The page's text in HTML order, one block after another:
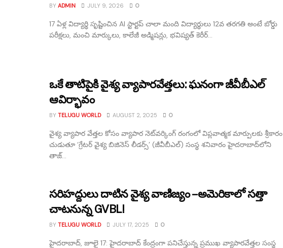
BY ADMIN JULY 9, 2026 0
17 ఏళ్ల విద్యార్థి సృష్టించిన AI స్టార్టప్‌ చాలా మంది విద్యార్థులు 12వ తరగతి అంటే బోర్డు
పరీక్షలు, మంచి మార్కులు, కాలేజీ అడ్మిషన్లు, భవిష్యత్ కెరీర్...
ఒకే తాటిపైకి వైశ్య వ్యాపారవేత్తలు: ఘనంగా జీవీబీఎల్
ఆవిర్భావం
BY TELUGU WORLD AUGUST 2, 2025 0
వైశ్య వ్యాపార వేత్తల కోసం వ్యాపార నెట్‌వర్కింగ్ రంగంలో విప్లవాత్మక మార్పులకు శ్రీకారం
చుడుతూ ‘గ్రేటర్ వైశ్య బిజినెస్ లీడర్స్’ (జీవీబీఎల్) సంస్థ శనివారం హైదరాబాద్‌లోని
తాజ్...
సరిహద్దులు దాటిన వైశ్య వాణిజ్యం – అమెరికాలో సత్తా
చాటనున్న GVBL!
BY TELUGU WORLD JULY 17, 2025 0
హైదరాబాద్, జూలై 17: హైదరాబాద్ కేంద్రంగా పనిచేస్తున్న ప్రముఖ వ్యాపారవేత్తల సంస్థ